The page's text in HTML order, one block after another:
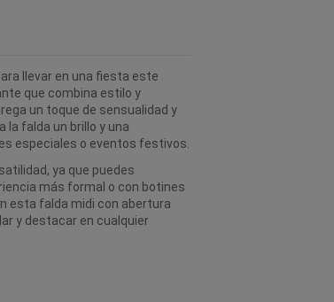
llevar en una fiesta este
que combina estilo y
un toque de sensualidad y
la falda un brillo y una
especiales o eventos festivos.
ya que puedes
más formal o con botines
esta falda midi con abertura
y destacar en cualquier